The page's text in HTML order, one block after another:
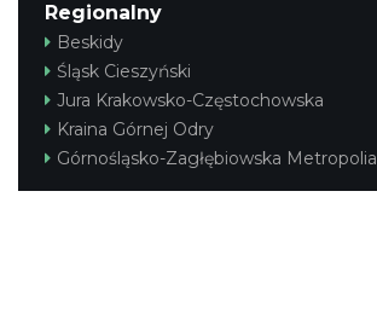
Regionalny
Beskidy
Śląsk Cieszyński
Jura Krakowsko-Częstochowska
Kraina Górnej Odry
Górnośląsko-Zagłębiowska Metropolia